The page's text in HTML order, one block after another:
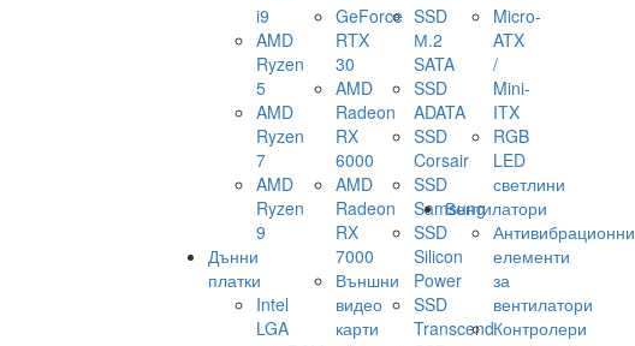
i9
AMD
Ryzen
5
AMD
Ryzen
7
AMD
Ryzen
9
Дънни
платки
Intel
LGA
GeForce
RTX
30
AMD
Radeon
RX
6000
AMD
Radeon
RX
7000
Външни
видео
карти
SSD
М.2
SATA
SSD
ADATA
SSD
Corsair
SSD
Samsung
SSD
Silicon
Power
SSD
Transcend
Micro-
ATX
/
Mini-
ITX
RGB
LED
светлини
Вентилатори
Антивибрационни
елементи
за
вентилатори
Контролери